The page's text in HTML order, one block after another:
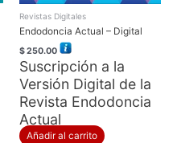
Revistas Digitales
Endodoncia Actual – Digital
$250.00
Suscripción a la
Versión Digital de la
Revista Endodoncia
Actual
Añadir al carrito